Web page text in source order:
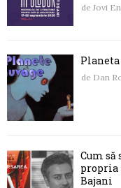
de Jovi
Planeta
de Dan
Cum să
propria
Bajani